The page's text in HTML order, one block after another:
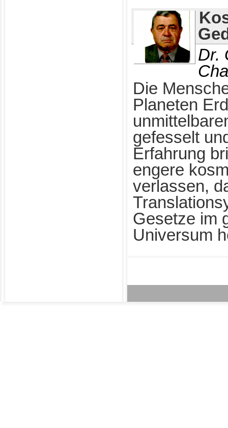
Dr.
Die
Planeten
gefesselt
Erfahrung
engere
verlassen,
Gesetze im
Universum